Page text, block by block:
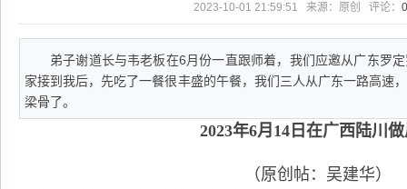
2023-10-01 21:59:51 来源：原创 评论： 0
弟子谢道长与韦老板在6月份一直跟师着，我们应邀从广东罗
家接到我后，先吃了一餐很丰盛的午餐，我们三人从广东一路高速
梁骨了。
2023年6月14日在广西陆川
（原创帖：吴建华）